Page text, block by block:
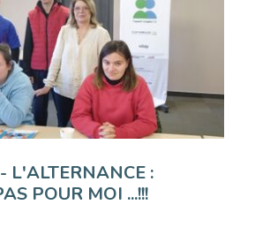
L'ALTERNANCE :
POUR MOI ...!!!